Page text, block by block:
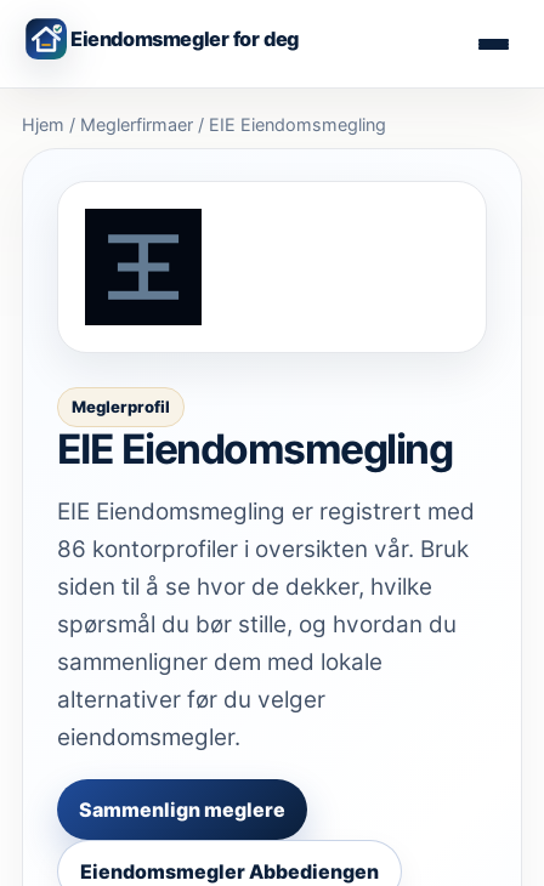
Eiendomsmegler for deg
Hjem / Meglerfirmaer / EIE Eiendomsmegling
Meglerprofil
EIE Eiendomsmegling
EIE Eiendomsmegling er registrert med
86 kontorprofiler i oversikten vår. Bruk
siden til å se hvor de dekker, hvilke
spørsmål du bør stille, og hvordan du
sammenligner dem med lokale
alternativer før du velger
eiendomsmegler.
Sammenlign meglere
Eiendomsmegler Abbediengen